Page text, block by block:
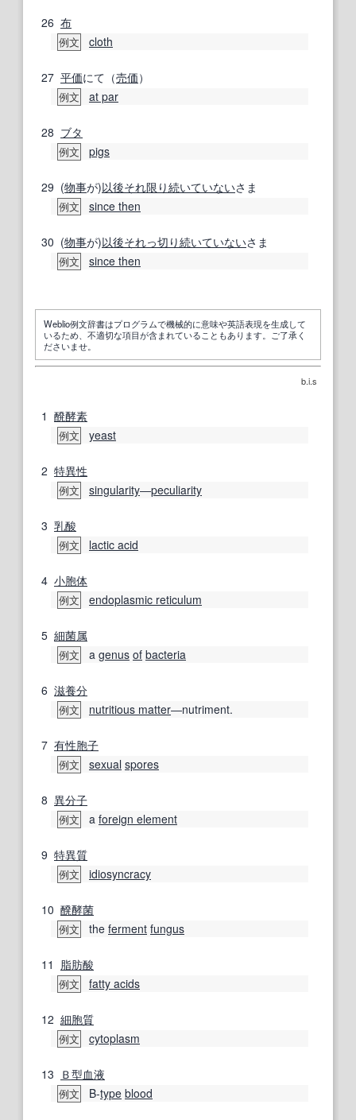
26 布
例文 cloth
27 平価にて（売価）
例文 at par
28 ブタ
例文 pigs
29 (物事が)以後それ限り続いていないさま
例文 since then
30 (物事が)以後それっ切り続いていないさま
例文 since then
Weblio例文辞書はプログラムで機械的に意味や英語表現を生成して
いるため、不適切な項目が含まれていることもあります。ご了承く
ださいませ。
b.i.s
1 醗酵素
例文 yeast
2 特異性
例文 singularity―peculiarity
3 乳酸
例文 lactic acid
4 小胞体
例文 endoplasmic reticulum
5 細菌属
例文 a genus of bacteria
6 滋養分
例文 nutritious matter―nutriment.
7 有性胞子
例文 sexual spores
8 異分子
例文 a foreign element
9 特異質
例文 idiosyncracy
10 醗酵菌
例文 the ferment fungus
11 脂肪酸
例文 fatty acids
12 細胞質
例文 cytoplasm
13 Ｂ型血液
例文 B‐type blood